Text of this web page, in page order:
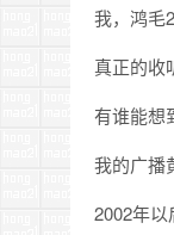
我，鸿毛
真正的收
有谁能想
我的广播
2002年以